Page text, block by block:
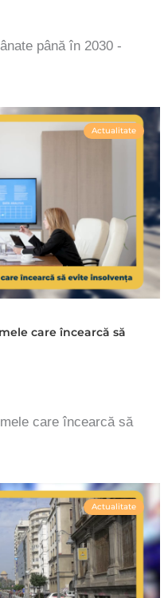
până în 2030 -
Actualitate
care încearcă să
care încearcă să
Actualitate